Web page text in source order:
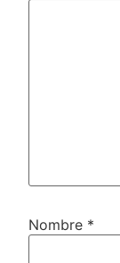
Nombre *